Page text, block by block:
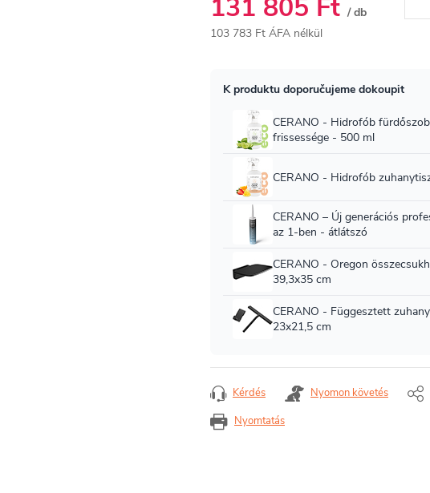
131 805 Ft / db
103 783 Ft ÁFA nélkül
Nyomtatás
Kérdés Nyomon követés